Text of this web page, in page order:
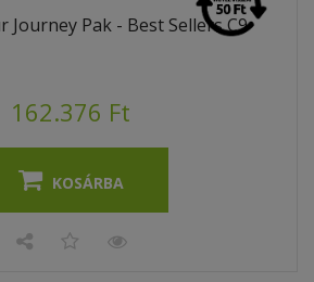
Journey Pak - Best Sellers C9
162.376 Ft
KOSÁRBA